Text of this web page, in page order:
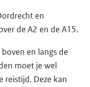
en
de A2 en de A15.
en langs de
moet je wel
reistijd. Deze kan